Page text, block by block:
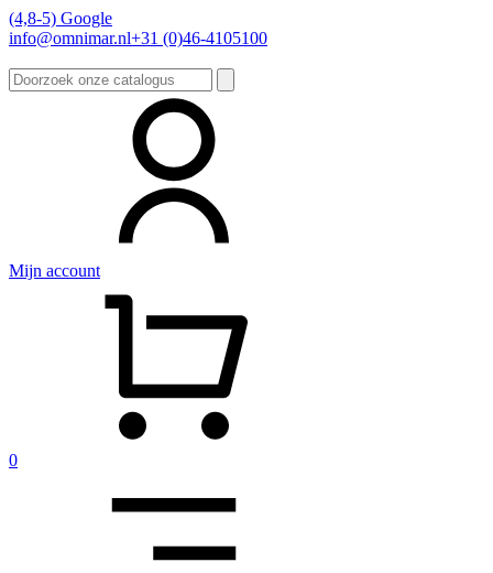
(4,8-5) Google
info@omnimar.nl+31 (0)46-4105100
Zoeken
naar:
Mijn account
0